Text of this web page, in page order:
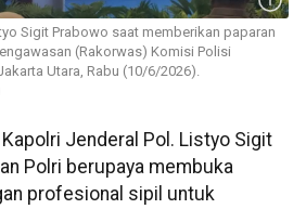
Sigit Prabowo saat memberikan paparan
(Rakorwas) Komisi Polisi
Utara, Rabu (10/6/2026).
Kapolri Jenderal Pol. Listyo Sigit
Polri berupaya membuka
profesional sipil untuk